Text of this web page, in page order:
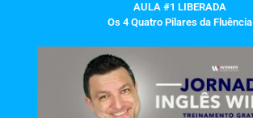
AULA #1 LIBERADA
Os 4 Quatro Pilares da Fluência